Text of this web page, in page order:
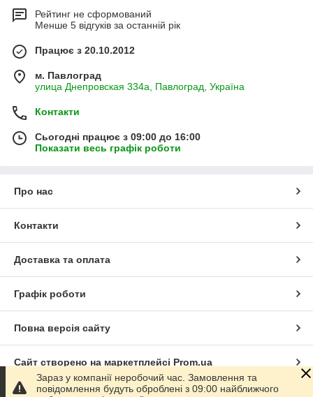
Рейтинг не сформований
Менше 5 відгуків за останній рік
Працює з 20.10.2012
м. Павлоград
улица Днепровская 334а, Павлоград, Україна
Контакти
Сьогодні працює з 09:00 до 16:00
Показати весь графік роботи
Про нас
Контакти
Доставка та оплата
Графік роботи
Повна версія сайту
Сайт створено на маркетплейсі Prom.ua
Зараз у компанії неробочий час. Замовлення та
повідомлення будуть оброблені з 09:00 найближчого